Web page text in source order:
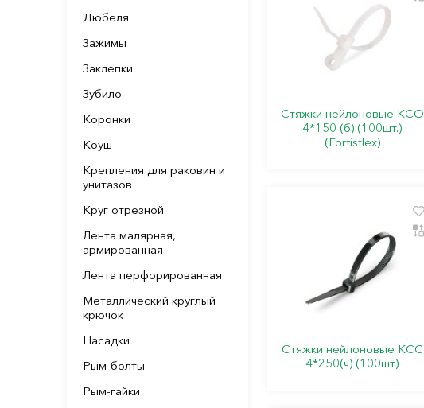
Дюбеля
Зажимы
Заклепки
Зубило
Коронки
Коуш
Крепления для раковин и
унитазов
Круг отрезной
Лента малярная,
армированная
Лента перфорированная
Металлический круглый
крючок
Насадки
Рым-болты
Рым-гайки
Стяжки нейлоновые КСО
4*150 (б) (100шт.)
(Fortisflex)
Стяжки нейлоновые КСС
4*250(ч) (100шт)